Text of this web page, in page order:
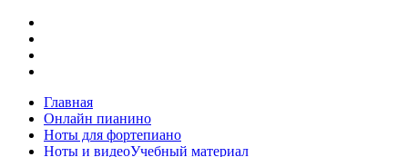
Главная
Онлайн пианино
Ноты для фортепиано
Ноты и видеоУчебный материал